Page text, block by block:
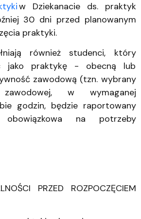
w Dziekanacie ds. praktyk
30 dni przed planowanym
praktyki.
również studenci, który
jako praktykę - obecną lub
zawodową (tzn. wybrany
w wymaganej
godzin, będzie raportowany
na potrzeby
PRZED ROZPOCZĘCIEM